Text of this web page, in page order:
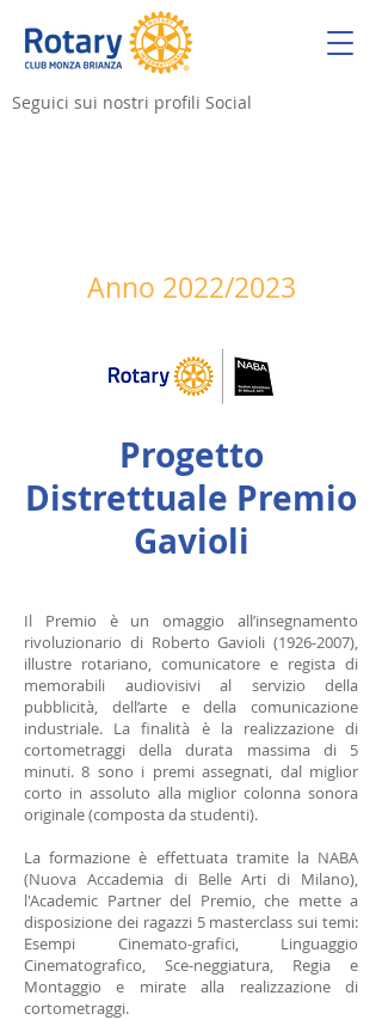
Seguici sui nostri profili Social
Anno 2022/2023
Progetto
Distrettuale Premio
Gavioli
Il Premio è un omaggio all’insegnamento
rivoluzionario di Roberto Gavioli (1926-2007),
illustre rotariano, comunicatore e regista di
memorabili audiovisivi al servizio della
pubblicità, dell’arte e della comunicazione
industriale. La finalità è la realizzazione di
cortometraggi della durata massima di 5
minuti. 8 sono i premi assegnati, dal miglior
corto in assoluto alla miglior colonna sonora
originale (composta da studenti).
La formazione è effettuata tramite la NABA
(Nuova Accademia di Belle Arti di Milano),
l'Academic Partner del Premio, che mette a
disposizione dei ragazzi 5 masterclass sui temi:
Esempi Cinemato-grafici, Linguaggio
Cinematografico, Sce-neggiatura, Regia e
Montaggio e mirate alla realizzazione di
cortometraggi.